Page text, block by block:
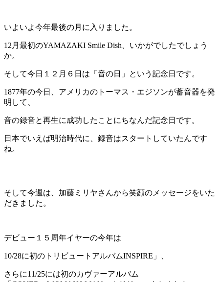
いよいよ今年最後の月に入りました。
12月最初のYAMAZAKI Smile Dish、いかがでしたでしょう
か。
そして今日１２月６日は「音の日」という記念日です。
1877年の今日、アメリカのトーマス・エジソンが蓄音器を発
明して、
音の録音と再生に成功したことにちなんだ記念日です。
日本でいえば明治時代に、録音はスタートしていたんです
ね。
そして今週は、加藤ミリヤさんから笑顔のメッセージをいた
だきました。
デビュー１５周年イヤーの今年は
10/28に初のトリビュートアルバムINSPIRE」、
さらに11/25には初のカヴァーアルバム